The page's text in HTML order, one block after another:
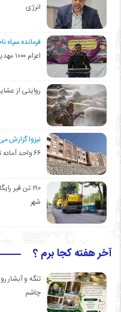
انرژی
فرمانده سپاه
اعزام ۱۰۰۰ مهدیشهری به تشییع رهبر شهید
روایتی از
نیزوا گزارش
۶۶ واحد آماده تحویل در پروژه۱۳۸ واحدی مهدیشهر
۲۱۰ تن قیر
شهر
آخر هفته کجا برم ؟
تنگه و آبشار
چاشم